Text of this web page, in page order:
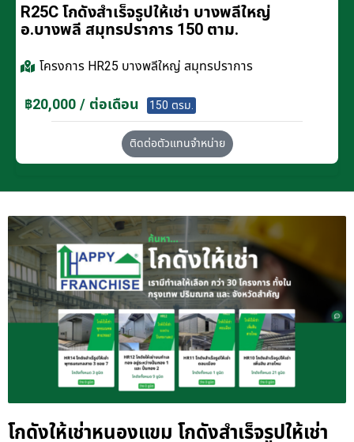
R25C โกดังสำเร็จรูปให้เช่า บางพลีใหญ่
อ.บางพลี สมุทรปราการ 150 ตาม.
โครงการ HR25 บางพลีใหญ่ สมุทรปราการ
฿20,000 / ต่อเดือน 150 ตรม.
ติดต่อตัวแทนจำหน่าย
โกดังให้เช่าหนองแขม โกดังสำเร็จรูปให้เช่า